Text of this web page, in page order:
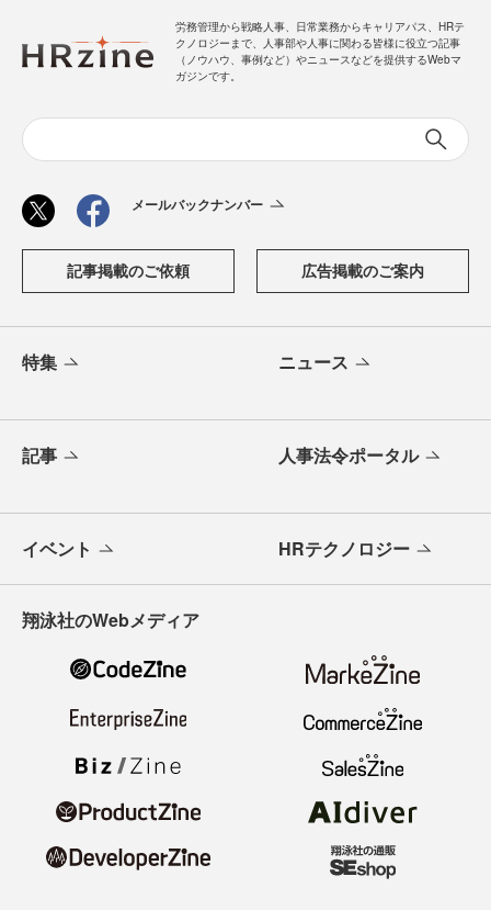
労務管理から戦略人事、日常業務からキャリアパス、HRテ
クノロジーまで、人事部や人事に関わる皆様に役立つ記事
（ノウハウ、事例など）やニュースなどを提供するWebマ
ガジンです。
メールバックナンバー
記事掲載のご依頼 広告掲載のご案内
特集 ニュース
記事 人事法令ポータル
イベント HRテクノロジー
翔泳社のWebメディア